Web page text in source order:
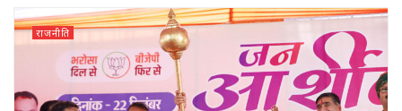
राजनीति